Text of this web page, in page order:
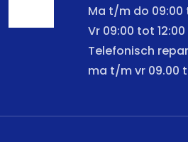
Ma t/m do 09:00
Vr 09:00 tot 12:00
Telefonisch
ma t/m vr 09.00